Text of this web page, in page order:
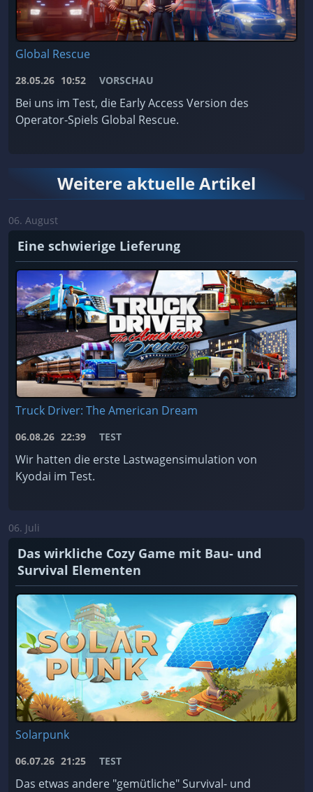
Global Rescue
28.05.26 10:52 VORSCHAU
Bei uns im Test, die Early Access Version des
Operator-Spiels Global Rescue.
Weitere aktuelle Artikel
06. August
Eine schwierige Lieferung
Truck Driver: The American Dream
06.08.26 22:39 TEST
Wir hatten die erste Lastwagensimulation von
Kyodai im Test.
06. Juli
Das wirkliche Cozy Game mit Bau- und
Survival Elementen
Solarpunk
06.07.26 21:25 TEST
Das etwas andere "gemütliche" Survival- und